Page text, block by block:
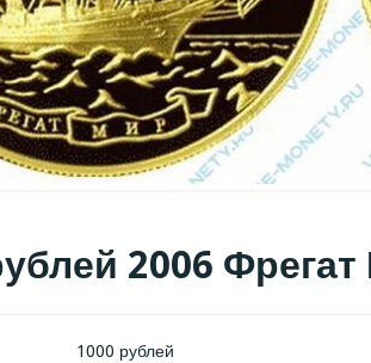
2006
1000 рублей